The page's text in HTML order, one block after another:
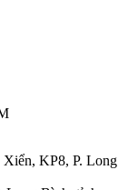
KP8, P. Long